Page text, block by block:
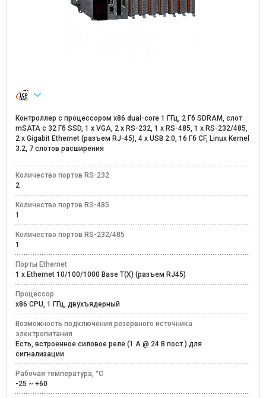
Контроллер с процессором x86 dual-core 1 ГГц, 2 Гб SDRAM, слот
mSATA с 32 Гб SSD, 1 x VGA, 2 x RS-232, 1 x RS-485, 1 x RS-232/485,
2 x Gigabit Ethernet (разъем RJ-45), 4 x USB 2.0, 16 Гб CF, Linux Kernel
3.2, 7 слотов расширения
Количество портов RS-232
2
Количество портов RS-485
1
Количество портов RS-232/485
1
Порты Ethernet
1 x Ethernet 10/100/1000 Base T(X) (разъем RJ45)
Процессор
x86 CPU, 1 ГГц, двухъядерный
Возможность подключения резервного источника
электропитания
Есть, встроенное силовое реле (1 А @ 24 В пост.) для
сигнализации
Рабочая температура, °C
-25 ~ +60